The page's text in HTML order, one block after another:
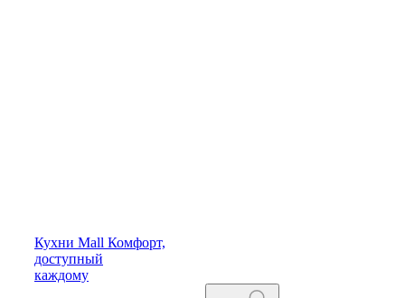
Кухни Mall Комфорт,
доступный
каждому